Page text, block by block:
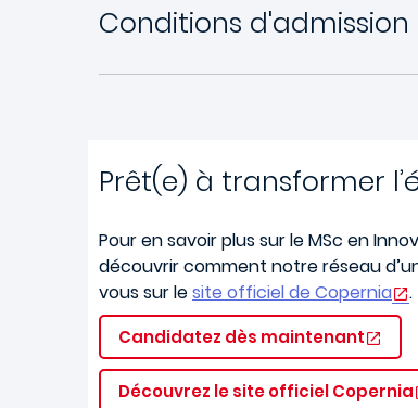
Conditions d'admission
Prêt(e) à transformer
Pour en savoir plus sur le MSc en
découvrir comment notre réseau
vous sur lesite officiel de Copernia .
Candidatez dès maintenant
Découvrez le site officiel Copernia